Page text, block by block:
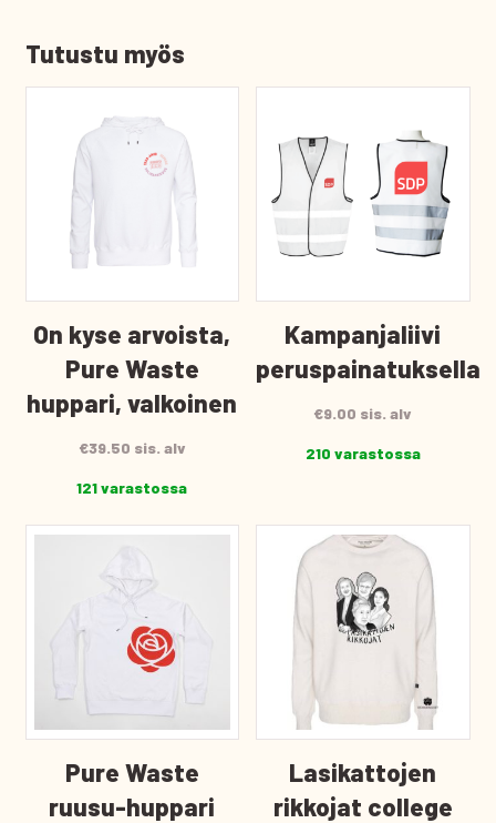
Tutustu myös
On kyse arvoista,
Pure Waste
huppari, valkoinen
€39.50 sis. alv
121 varastossa
Kampanjaliivi
peruspainatuksella
€9.00 sis. alv
210 varastossa
Pure Waste
ruusu-huppari
Lasikattojen
rikkojat college